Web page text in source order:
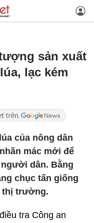
sản xuất
lạc kém
của nông dân
mác mới để
dân. Bằng
chục tấn giống
thị trường.
tra Công an